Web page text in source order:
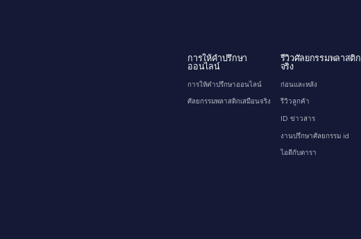
การให้คำปรึกษา
ออนไลน์
การให้คำปรึกษาออนไลน์
ศัลยกรรมพลาสติกเสมือนจริง
รีวิวศัลยกรรมพลาสติก
จริง
ก่อนและหลัง
รีวิวลูกค้า
ID ข่าวสาร
งานปรึกษาศัลยกรรม id
ไอดีกับดารา